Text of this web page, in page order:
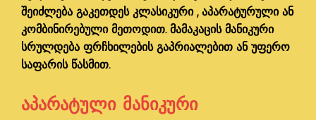
შეიძლება გაკეთდეს კლასიკური , აპარატურული ან
კომბინირებული მეთოდით. მამაკაცის მანიკური
სრულდება ფრჩხილების გაპრიალებით ან უფერო
საფარის წასმით.
ᲐᲞᲐᲠᲐᲢᲣᲚᲘ ᲛᲐᲜᲘᲙᲣᲠᲘ